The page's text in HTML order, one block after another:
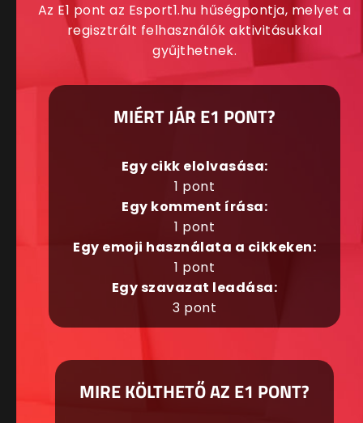
Az E1 pont az Esport1.hu hűségpontja, melyet a
regisztrált felhasználók aktivitásukkal
gyűjthetnek.
MIÉRT JÁR E1 PONT?
Egy cikk elolvasása:
1 pont
Egy komment írása:
1 pont
Egy emoji használata a cikkeken:
1 pont
Egy szavazat leadása:
3 pont
MIRE KÖLTHETŐ AZ E1 PONT?